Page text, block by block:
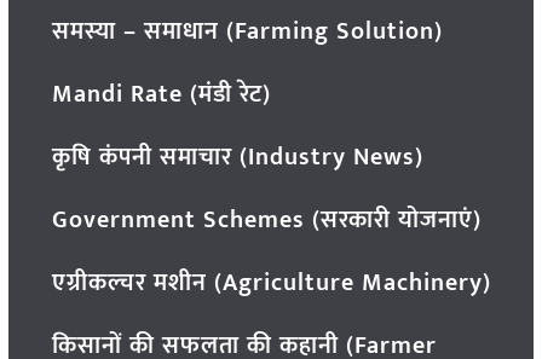
समस्या – समाधान (Farming Solution)
Mandi Rate (मंडी रेट)
कृषि कंपनी समाचार (Industry News)
Government Schemes (सरकारी योजनाएं)
एग्रीकल्चर मशीन (Agriculture Machinery)
किसानों की सफलता की कहानी (Farmer